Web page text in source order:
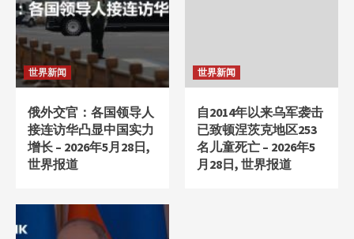
世界新闻
俄外交官：各国领导人
接连访华凸显中国实力
增长 – 2026年5月28日,
世界报道
世界新闻
自2014年以来乌军袭击
已致顿涅茨克地区253
名儿童死亡 – 2026年5
月28日, 世界报道